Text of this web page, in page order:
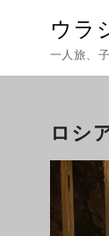
ウラ
一人旅、
ロシ